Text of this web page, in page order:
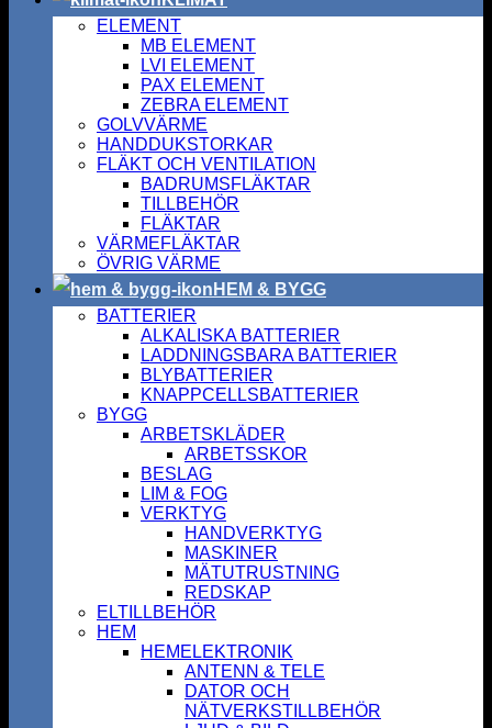
ELEMENT
MB ELEMENT
LVI ELEMENT
PAX ELEMENT
ZEBRA ELEMENT
GOLVVÄRME
HANDDUKSTORKAR
FLÄKT OCH VENTILATION
BADRUMSFLÄKTAR
TILLBEHÖR
FLÄKTAR
VÄRMEFLÄKTAR
ÖVRIG VÄRME
HEM & BYGG
BATTERIER
ALKALISKA BATTERIER
LADDNINGSBARA BATTERIER
BLYBATTERIER
KNAPPCELLSBATTERIER
BYGG
ARBETSKLÄDER
ARBETSSKOR
BESLAG
LIM & FOG
VERKTYG
HANDVERKTYG
MASKINER
MÄTUTRUSTNING
REDSKAP
ELTILLBEHÖR
HEM
HEMELEKTRONIK
ANTENN & TELE
DATOR OCH
NÄTVERKSTILLBEHÖR